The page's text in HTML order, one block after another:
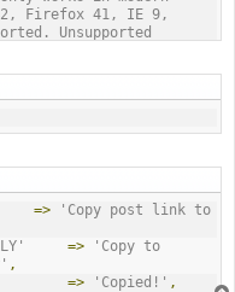
Firefox 41, IE 9,
Unsupported
the post link
=>
'Copy post link to
=>
'Copy to
,
=> 'Copied!' ,